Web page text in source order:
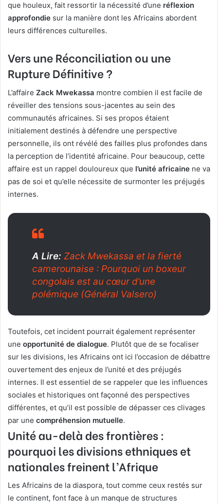
que houleux, fait ressortir la nécessité d’une réflexion
approfondie sur la manière dont les Africains abordent
leurs différences culturelles.
Vers une Réconciliation ou une
Rupture Définitive ?
L’affaire Zack Mwekassa montre combien il est facile de
réveiller des tensions sous-jacentes au sein des
communautés africaines. Si ses propos étaient
initialement destinés à défendre une perspective
personnelle, ils ont révélé des failles plus profondes dans
la perception de l’identité africaine. Pour beaucoup, cette
affaire est un rappel douloureux que l’unité africaine ne va
pas de soi et qu’elle nécessite de surmonter les préjugés
internes.
A Lire: Zack Mwekassa et la fierté
camerounaise : Pourquoi un boxeur
congolais est au cœur d’une
polémique (Général Valsero)
Toutefois, cet incident pourrait également représenter
une opportunité de dialogue. Plutôt que de se focaliser
sur les divisions, les Africains ont ici l’occasion de débattre
ouvertement des enjeux de l’unité et des préjugés
internes. Il est essentiel de se rappeler que les influences
sociales et historiques ont façonné des perspectives
différentes, et qu’il est possible de dépasser ces clivages
par une compréhension mutuelle.
Unité au-delà des frontières :
pourquoi les divisions ethniques et
nationales freinent l’Afrique
Les Africains de la diaspora, tout comme ceux restés sur
le continent, font face à un manque de structures